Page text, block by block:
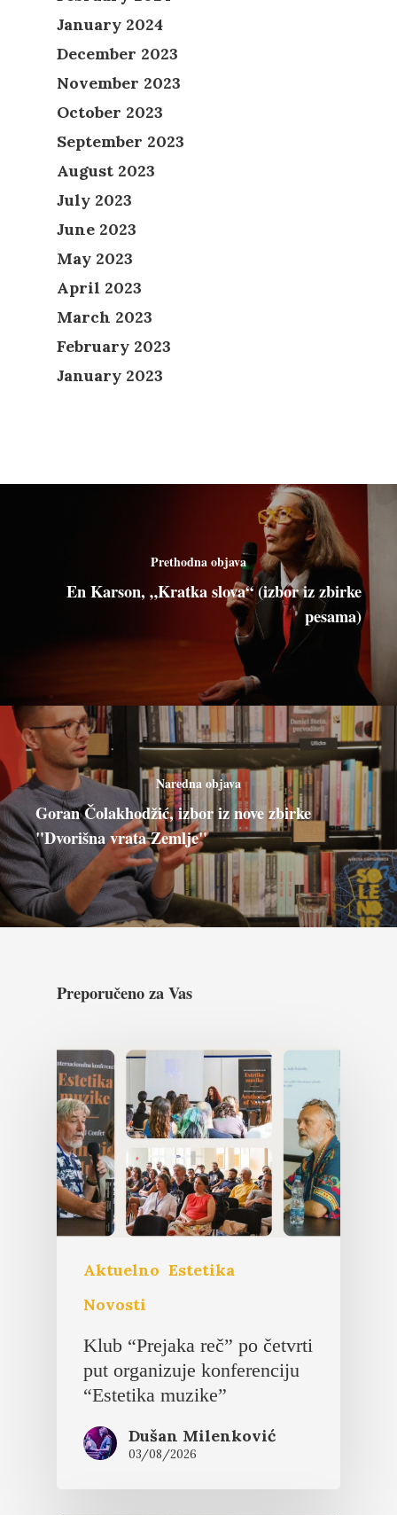
January 2024
December 2023
November 2023
October 2023
September 2023
August 2023
July 2023
June 2023
May 2023
April 2023
March 2023
February 2023
January 2023
Prethodna objava
En Karson, „Kratka slova“ (izbor iz zbirke
pesama)
Naredna objava
Goran Čolakhodžić, izbor iz nove zbirke
"Dvorišna vrata Zemlje"
Preporučeno za Vas
Aktuelno Estetika
Novosti
Klub “Prejaka reč” po četvrti
put organizuje konferenciju
“Estetika muzike”
Dušan Milenković
03/08/2026